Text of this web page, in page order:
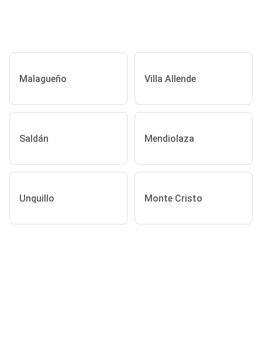
Malagueño Villa Allende
Saldán Mendiolaza
Unquillo Monte Cristo